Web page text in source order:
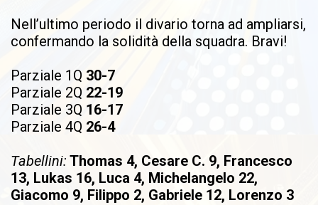
Nell’ultimo periodo il divario torna ad ampliarsi,
confermando la solidità della squadra. Bravi!
Parziale 1Q 30-7
Parziale 2Q 22-19
Parziale 3Q 16-17
Parziale 4Q 26-4
Tabellini: Thomas 4, Cesare C. 9, Francesco
13, Lukas 16, Luca 4, Michelangelo 22,
Giacomo 9, Filippo 2, Gabriele 12, Lorenzo 3